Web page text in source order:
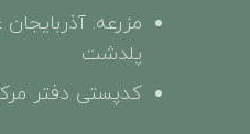
مزرعه:
پلدشت
کدپستی دفتر مرکزی: